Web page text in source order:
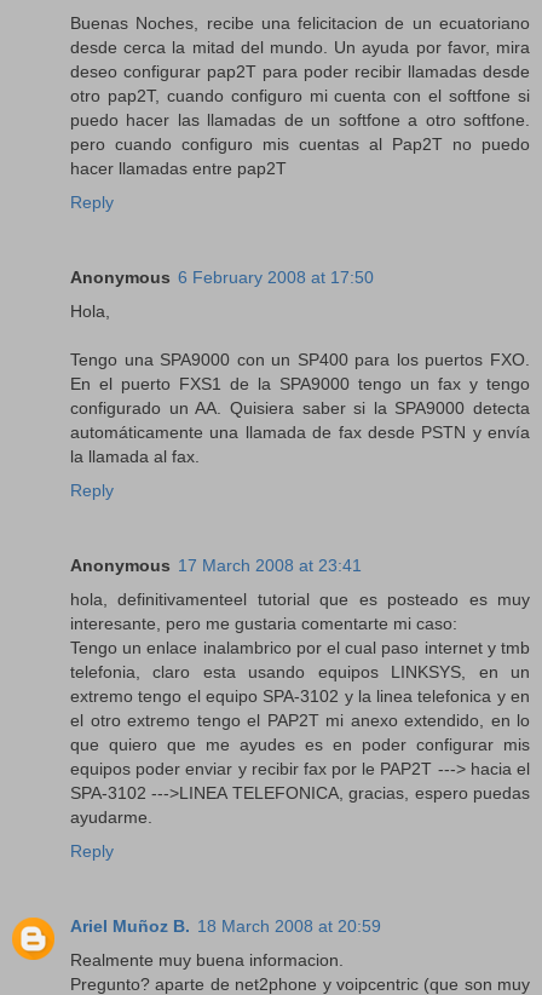
Buenas Noches, recibe una felicitacion de un ecuatoriano
desde cerca la mitad del mundo. Un ayuda por favor, mira
deseo configurar pap2T para poder recibir llamadas desde
otro pap2T, cuando configuro mi cuenta con el softfone si
puedo hacer las llamadas de un softfone a otro softfone.
pero cuando configuro mis cuentas al Pap2T no puedo
hacer llamadas entre pap2T
Reply
Anonymous 6 February 2008 at 17:50
Hola,
Tengo una SPA9000 con un SP400 para los puertos FXO.
En el puerto FXS1 de la SPA9000 tengo un fax y tengo
configurado un AA. Quisiera saber si la SPA9000 detecta
automáticamente una llamada de fax desde PSTN y envía
la llamada al fax.
Reply
Anonymous 17 March 2008 at 23:41
hola, definitivamenteel tutorial que es posteado es muy
interesante, pero me gustaria comentarte mi caso:
Tengo un enlace inalambrico por el cual paso internet y tmb
telefonia, claro esta usando equipos LINKSYS, en un
extremo tengo el equipo SPA-3102 y la linea telefonica y en
el otro extremo tengo el PAP2T mi anexo extendido, en lo
que quiero que me ayudes es en poder configurar mis
equipos poder enviar y recibir fax por le PAP2T ---> hacia el
SPA-3102 --->LINEA TELEFONICA, gracias, espero puedas
ayudarme.
Reply
Ariel Muñoz B. 18 March 2008 at 20:59
Realmente muy buena informacion.
Pregunto? aparte de net2phone y voipcentric (que son muy